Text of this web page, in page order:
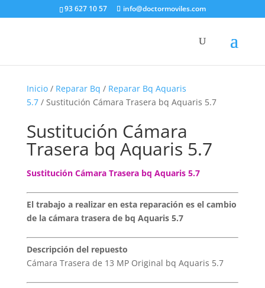
93 627 10 57 info@doctormoviles.com
Inicio/ Reparar Bq / Reparar Bq Aquaris
5.7/ Sustitución Cámara Trasera bq Aquaris 5.7
Sustitución Cámara
Trasera bq Aquaris 5.7
Sustitución Cámara Trasera bq Aquaris 5.7
El trabajo a realizar en esta reparación es el cambio
de la cámara trasera de bq Aquaris 5.7
Descripción del repuesto
Cámara Trasera de 13 MP Original bq Aquaris 5.7